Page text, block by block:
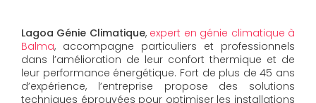
Lagoa Génie Climatique, expert en génie climatique à
Balma, accompagne particuliers et professionnels
dans l’amélioration de leur confort thermique et de
leur performance énergétique. Fort de plus de 45 ans
d’expérience, l’entreprise propose des solutions
techniques éprouvées pour optimiser les installations